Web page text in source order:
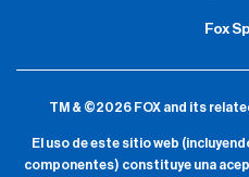
Fox
TM & ©2026 FOX and its
El uso de este sitio web
componentes) constituye una